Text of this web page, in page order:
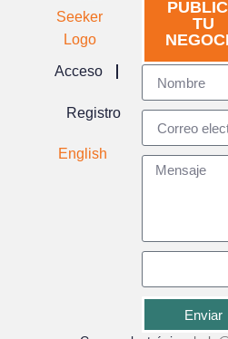
Acceso
Registro
English
TU
Enviar